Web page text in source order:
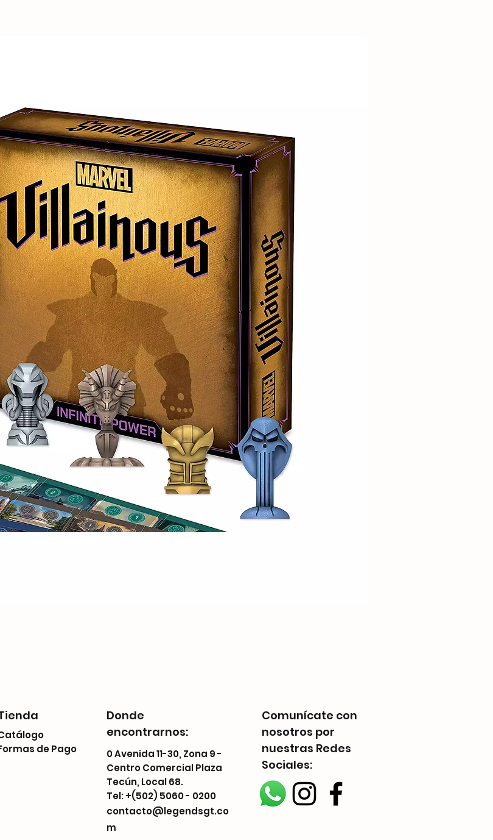
de Pago
Donde
encontrarnos:
0 Avenida 11-30, Zona 9 -
Centro Comercial Plaza
Tecún, Local 68.
Tel: +(502) 5060 - 0200
contacto@legendsgt.co
m
Comunícate con
nosotros por
nuestras Redes
Sociales: